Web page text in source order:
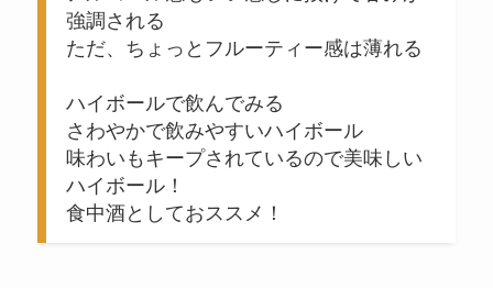
強調される
ただ、ちょっとフルーティー感は薄れる
ハイボールで飲んでみる
さわやかで飲みやすいハイボール
味わいもキープされているので美味しい
ハイボール！
食中酒としておススメ！